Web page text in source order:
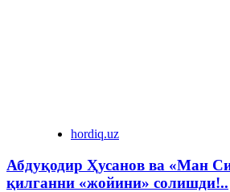
hordiq.uz
Абдуқодир Ҳусанов ва «Ман
қилганни «жойини» солишди!..